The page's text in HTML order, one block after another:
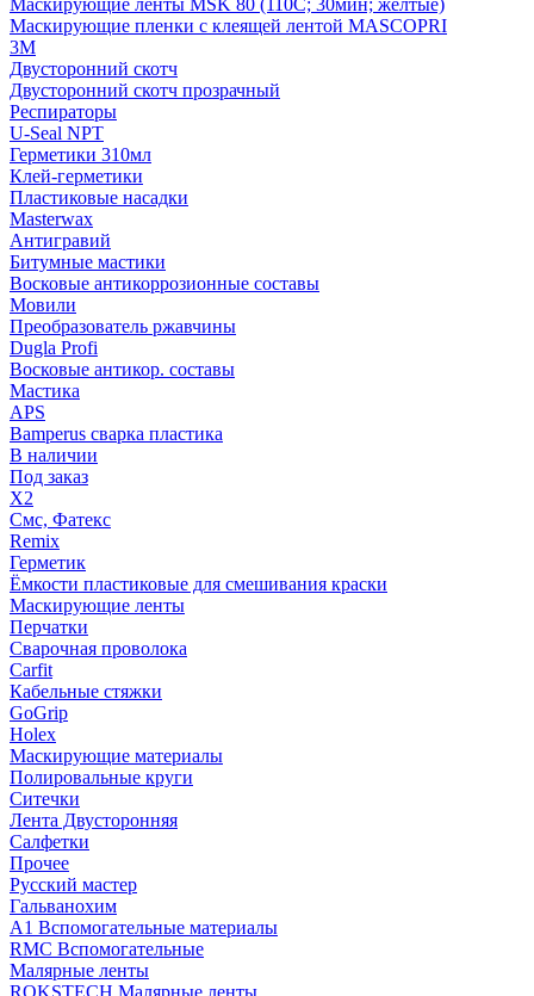
Маскирующие ленты MSK 80 (110С; 30мин; желтые)
Маскирующие пленки с клеящей лентой MASCOPRI
3M
Двусторонний скотч
Двусторонний скотч прозрачный
Респираторы
U-Seal NPT
Герметики 310мл
Клей-герметики
Пластиковые насадки
Masterwax
Антигравий
Битумные мастики
Восковые антикоррозионные составы
Мовили
Преобразователь ржавчины
Dugla Profi
Восковые антикор. составы
Мастика
APS
Bamperus сварка пластика
В наличии
Под заказ
X2
Смс, Фатекс
Remix
Герметик
Ёмкости пластиковые для смешивания краски
Маскирующие ленты
Перчатки
Сварочная проволока
Carfit
Кабельные стяжки
GoGrip
Holex
Маскирующие материалы
Полировальные круги
Ситечки
Лента Двусторонняя
Салфетки
Прочее
Русский мастер
Гальванохим
А1 Вспомогательные материалы
RMC Вспомогательные
Малярные ленты
ROKSTECH Малярные ленты